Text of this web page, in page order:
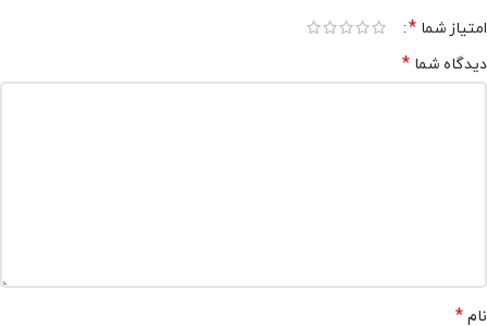
امتیاز شما *
دیدگاه شما *
نام*